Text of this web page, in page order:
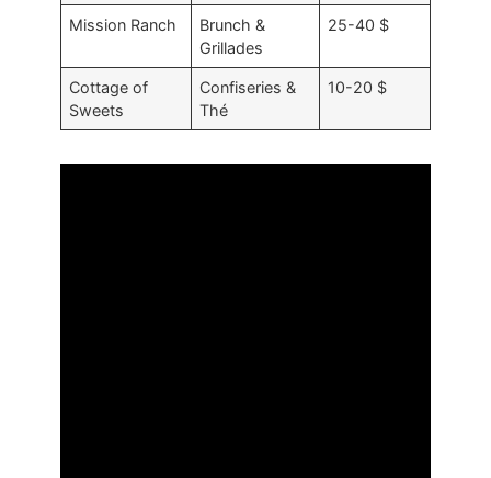
Mission Ranch
Brunch &
Grillades
25-40 $
Cottage of
Sweets
Confiseries &
Thé
10-20 $